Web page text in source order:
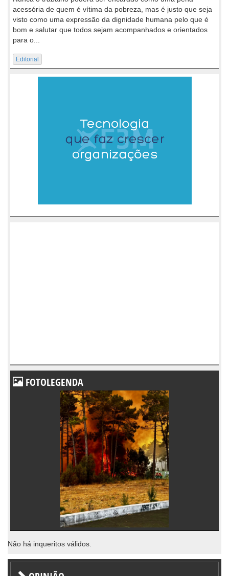
acessória de quem é vítima da pobreza, mas é justo que seja
visto como uma expressão da dignidade humana pelo que é
bom e salutar que todos sejam acompanhados e orientados
para o...
Editorial
FOTOLEGENDA
Não há inqueritos válidos.